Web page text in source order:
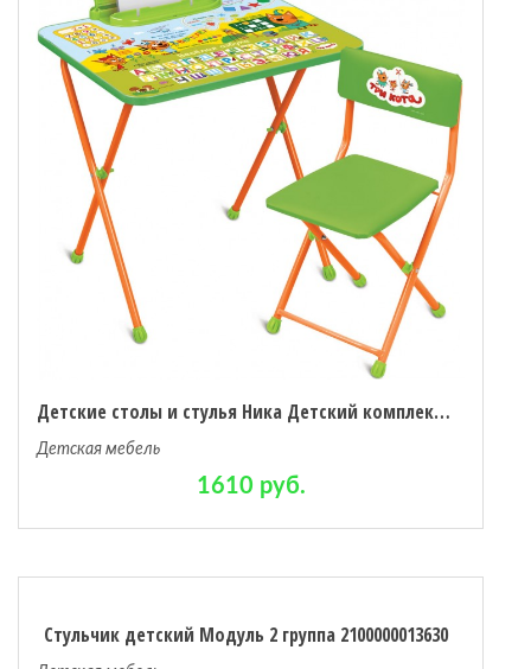
Детские столы и стулья Ника Детский комплект Три кота ТК2/1
Детская мебель
1610 руб.
Стульчик детский Модуль 2 группа 2100000013630